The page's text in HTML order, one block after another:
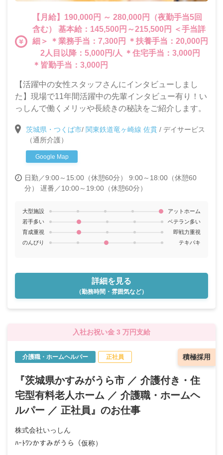
【月給】190,000円 ～ 280,000円（夜勤手当5回
含む） 基本給：145,500円～215,500円 ＜手当詳
細＞ ＊業務手当：7,300円 ＊扶養手当：20,000円
2人目以降：5,000円/人 ＊住宅手当：3,000円
＊皆勤手当：3,000円
【活躍中の女性スタッフさんにインタビューしまし
た】現場で11年間活躍中の先輩インタビュー有り！い
っしんで働くメリッや長続きの秘訣をご紹介します。
茨城県・つくば市/ 関東鉄道竜ヶ崎線 佐貫 / デイサービス
（通所介護）
Google Map
日勤／9:00～15:00（休憩60分） 9:00～18:00（休憩60
分）
遅番／10:00～19:00（休憩60分）
大型施設
アットホーム
若手多い
ベテラン多い
育成重視
即戦力重視
のんびり
テキパキ
詳細を見る
（勤務時間・雰囲気など）
入社お祝い金 3 万円支給
積極採用
介護職・ホームヘルパー 正社員
『茨城県かすみがうら市 ／ 介護付き・住
宅型有料老人ホーム ／ 介護職・ホームヘ
ルパー ／ 正社員』のお仕事
株式会社いっしん
ﾊｰﾄﾜﾝかすみがうら（仮称）